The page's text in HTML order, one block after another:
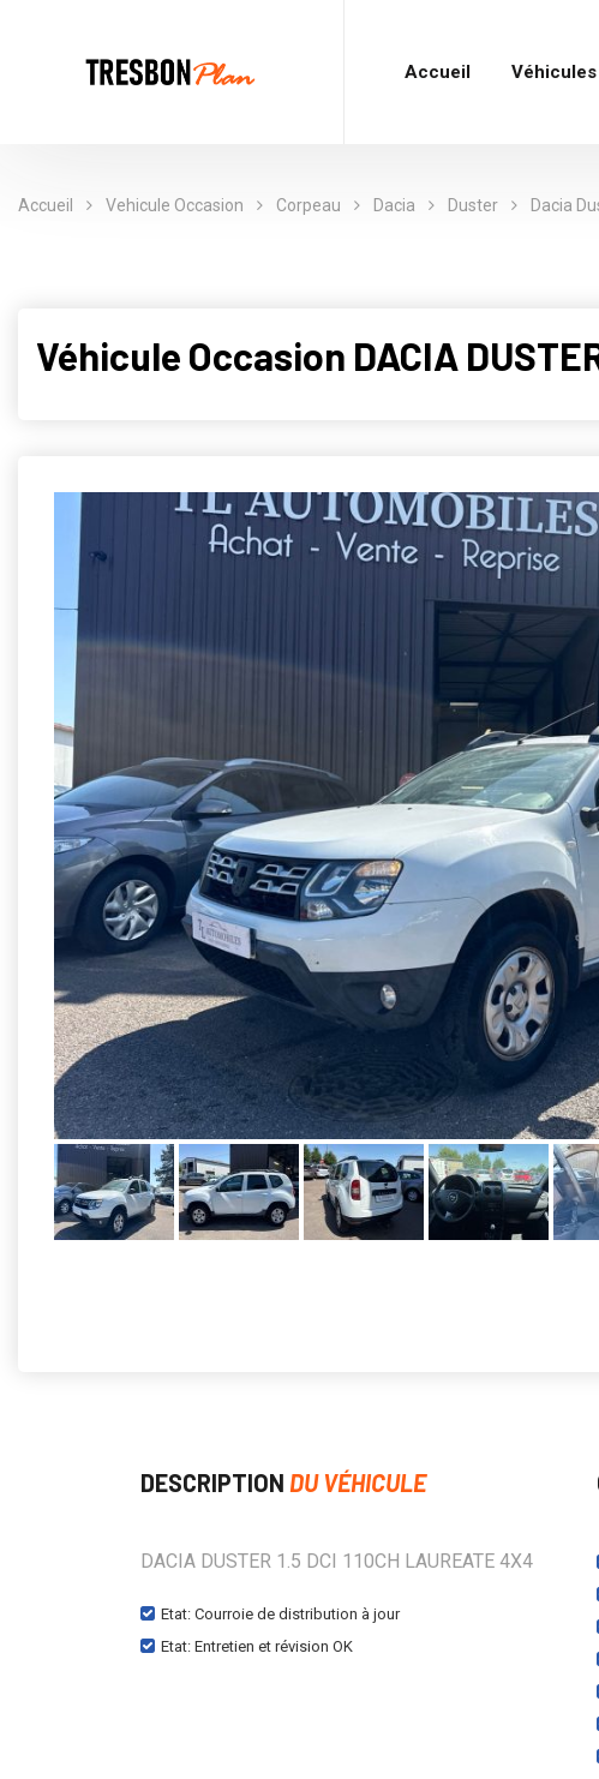
Accueil Véhicules
Accueil Vehicule Occasion Corpeau Dacia Duster Dacia
Véhicule Occasion DACIA
DESCRIPTION DU VÉHICULE
DACIA DUSTER 1.5 DCI 110CH LAUREATE 4X4
Etat: Courroie de distribution à jour
Etat: Entretien et révision OK